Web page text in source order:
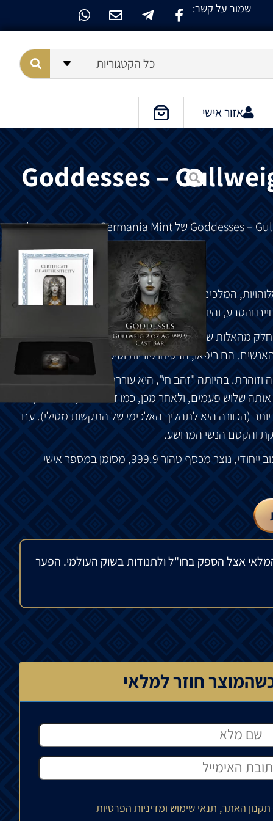
שמור על קשר:
כל הקטגוריות
אזור אישי
Goddesses –
של בעיצובייחודישל
, המלכים הלוחמיםוהחיות.הם מילאו
תפקידי
והטבע, והיו קשוריםללחימהולגורל הגברים
חלק מהאלותשקשרואתהונםלאליםהגרמניים
. הם ריפאו,הבטיחופוריותוטיפלו במתים.
וזוהרת.בהיותה "זהב חי", היאעוררה אתקנאתםשל
שלוש פעמים, ולאחר מכן,כמו זהב
יותר (הכוונה היאלתהליך האלכימי שלהתקשותמטילי).עם
והקסם הנשי המרושע.
ייחודי, נוצרמכסף טהור מסומןבמספראישי
אצל הספק בחו"ל ולתנודות בשוק העולמי. הפער
חוזר למלאי
תקנון האתר, תנאי שימוש ומדיניות הפרטיות